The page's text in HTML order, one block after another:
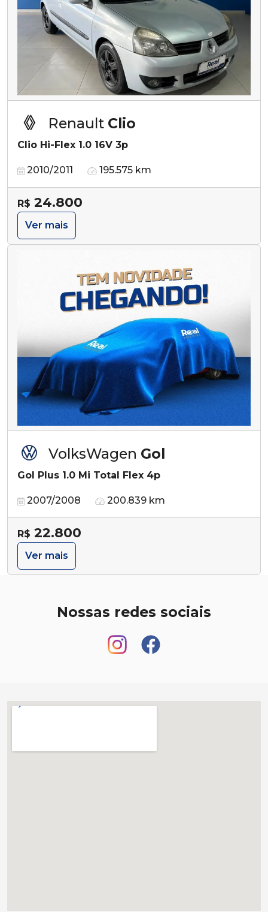
Renault Clio
Clio Hi-Flex 1.0 16V 3p
2010/2011 195.575 km
R$ 24.800
Ver mais
VolksWagen Gol
Gol Plus 1.0 Mi Total Flex 4p
2007/2008 200.839 km
R$ 22.800
Ver mais
Nossas redes sociais